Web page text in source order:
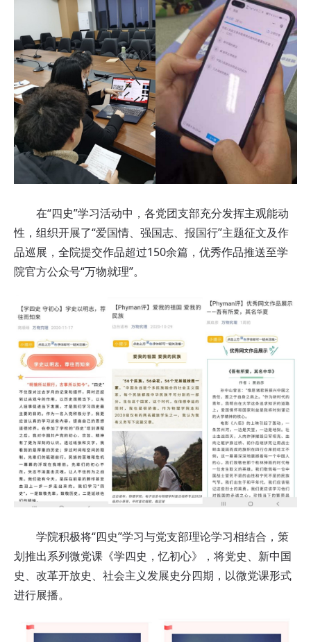
在“四史”学习活动中，各党团支部充分发挥主观能动
性，组织开展了“爱国情、强国志、报国行”主题征文及作
品巡展，全院提交作品超过150余篇，优秀作品推送至学
院官方公众号“万物就理”。
学院积极将“四史”学习与党支部理论学习相结合，策
划推出系列微党课《学四史，忆初心》，将党史、新中国
史、改革开放史、社会主义发展史分四期，以微党课形式
进行展播。